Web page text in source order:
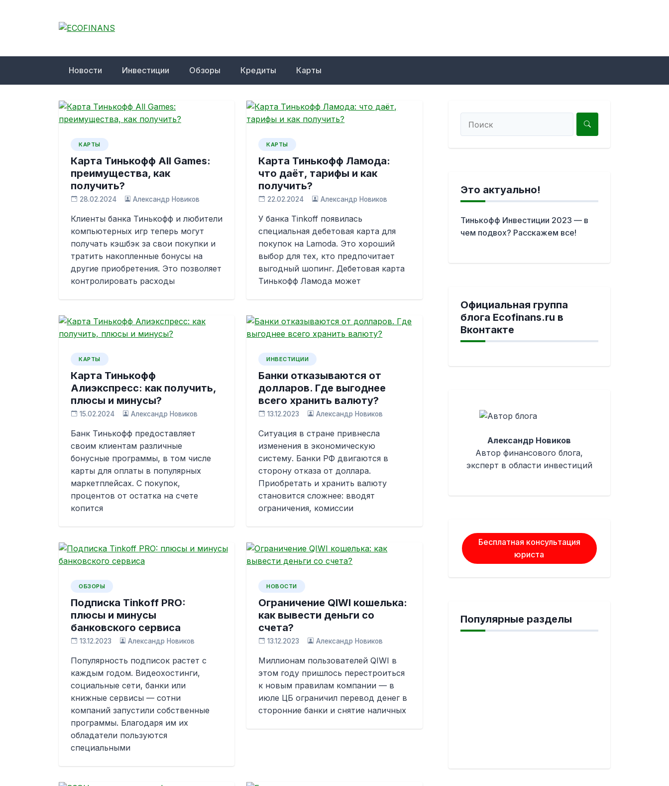
ECOFINANS
Новости Инвестиции Обзоры Кредиты Карты
КАРТЫ
Карта Тинькофф All Games:
преимущества, как
получить?
28.02.2024 Александр Новиков
Клиенты банка Тинькофф и любители
компьютерных игр теперь могут
получать кэшбэк за свои покупки и
тратить накопленные бонусы на
другие приобретения. Это позволяет
контролировать расходы
КАРТЫ
Карта Тинькофф Ламода:
что даёт, тарифы и как
получить?
22.02.2024 Александр Новиков
У банка Tinkoff появилась
специальная дебетовая карта для
покупок на Lamoda. Это хороший
выбор для тех, кто предпочитает
выгодный шопинг. Дебетовая карта
Тинькофф Ламода может
КАРТЫ
Карта Тинькофф
Алиэкспресс: как получить,
плюсы и минусы?
15.02.2024 Александр Новиков
Банк Тинькофф предоставляет
своим клиентам различные
бонусные программы, в том числе
карты для оплаты в популярных
маркетплейсах. С покупок,
процентов от остатка на счете
копится
ИНВЕСТИЦИИ
Банки отказываются от
долларов. Где выгоднее
всего хранить валюту?
13.12.2023 Александр Новиков
Ситуация в стране привнесла
изменения в экономическую
систему. Банки РФ двигаются в
сторону отказа от доллара.
Приобретать и хранить валюту
становится сложнее: вводят
ограничения, комиссии
ОБЗОРЫ
Подписка Tinkoff PRO:
плюсы и минусы
банковского сервиса
13.12.2023 Александр Новиков
Популярность подписок растет с
каждым годом. Видеохостинги,
социальные сети, банки или
книжные сервисы — сотни
компаний запустили собственные
программы. Благодаря им их
обладатели пользуются
специальными
НОВОСТИ
Ограничение QIWI кошелька:
как вывести деньги со
счета?
13.12.2023 Александр Новиков
Миллионам пользователей QIWI в
этом году пришлось перестроиться
к новым правилам компании — в
июле ЦБ ограничил перевод денег в
сторонние банки и снятие наличных
Это актуально!
Тинькофф Инвестиции 2023 — в
чем подвох? Расскажем все!
Официальная группа
блога Ecofinans.ru в
Вконтакте
Александр Новиков
Автор финансового блога,
эксперт в области инвестиций
Бесплатная консультация
юриста
Популярные разделы